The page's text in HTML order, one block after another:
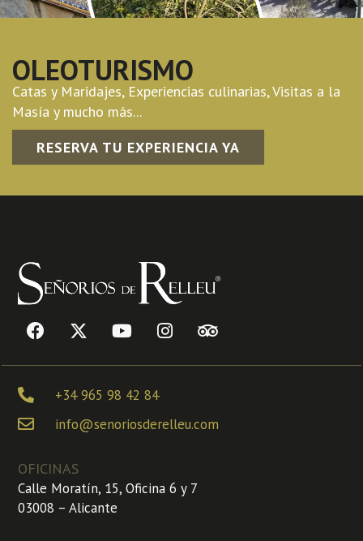
OLEOTURISMO
Catas y Maridajes, Experiencias culinarias, Visitas a la
Masía y mucho más...
RESERVA TU EXPERIENCIA YA
+34 965 98 42 84
info@senoriosderelleu.com
OFICINAS
Calle Moratín, 15, Oficina 6 y 7
03008 – Alicante